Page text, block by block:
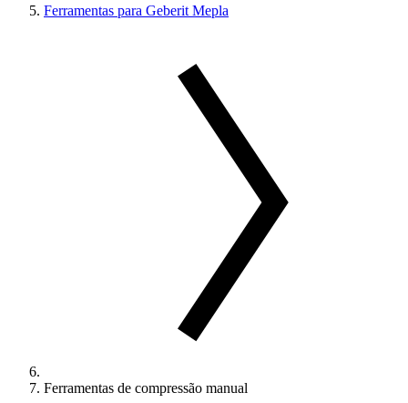
Ferramentas para Geberit Mepla
Ferramentas de compressão manual